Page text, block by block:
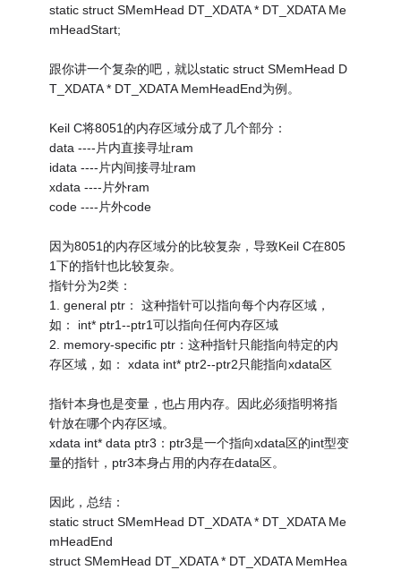
static struct SMemHead DT_XDATA * DT_XDATA Me
mHeadStart;
跟你讲一个复杂的吧，就以static struct SMemHead D
T_XDATA * DT_XDATA MemHeadEnd为例。
Keil C将8051的内存区域分成了几个部分：
data ----片内直接寻址ram
idata ----片内间接寻址ram
xdata ----片外ram
code ----片外code
因为8051的内存区域分的比较复杂，导致Keil C在805
1下的指针也比较复杂。
指针分为2类：
1. general ptr： 这种指针可以指向每个内存区域，
如： int* ptr1--ptr1可以指向任何内存区域
2. memory-specific ptr：这种指针只能指向特定的内
存区域，如： xdata int* ptr2--ptr2只能指向xdata区
指针本身也是变量，也占用内存。因此必须指明将指
针放在哪个内存区域。
xdata int* data ptr3：ptr3是一个指向xdata区的int型变
量的指针，ptr3本身占用的内存在data区。
因此，总结：
static struct SMemHead DT_XDATA * DT_XDATA Me
mHeadEnd
struct SMemHead DT_XDATA * DT_XDATA MemHea